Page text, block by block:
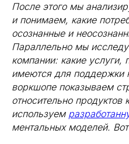
После этого мы
и понимаем, какие
осознанные и
Параллельно мы
компании: какие услуги,
имеются для поддержки
воркшопе показываем
относительно продуктов
используем
ментальных моделей.